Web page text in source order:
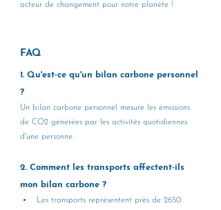
acteur de changement pour notre planète !
FAQ
1. Qu'est-ce qu'un bilan carbone personnel
?
Un bilan carbone personnel mesure les émissions
de CO2 générées par les activités quotidiennes
d'une personne.
2. Comment les transports affectent-ils
mon bilan carbone ?
Les transports représentent près de 2650